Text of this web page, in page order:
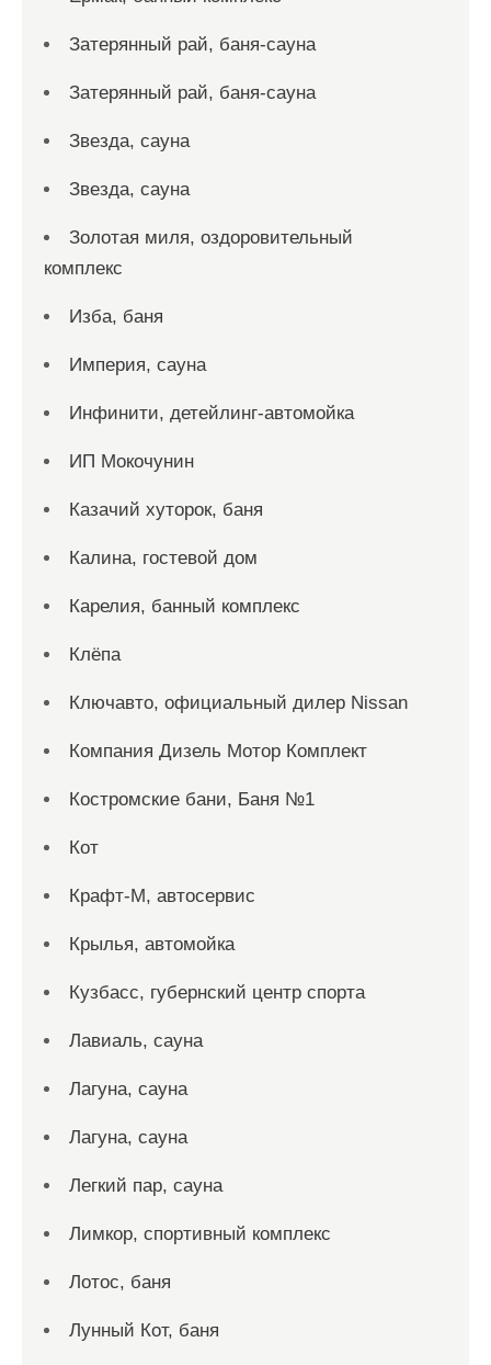
Затерянный рай, баня-сауна
Затерянный рай, баня-сауна
Звезда, сауна
Звезда, сауна
Золотая миля, оздоровительный
комплекс
Изба, баня
Империя, сауна
Инфинити, детейлинг-автомойка
ИП Мокочунин
Казачий хуторок, баня
Калина, гостевой дом
Карелия, банный комплекс
Клёпа
Ключавто, официальный дилер Nissan
Компания Дизель Мотор Комплект
Костромские бани, Баня №1
Кот
Крафт-М, автосервис
Крылья, автомойка
Кузбасс, губернский центр спорта
Лавиаль, сауна
Лагуна, сауна
Лагуна, сауна
Легкий пар, сауна
Лимкор, спортивный комплекс
Лотос, баня
Лунный Кот, баня